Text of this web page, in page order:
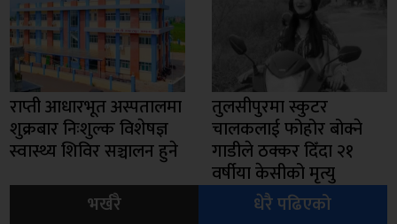
राप्ती आधारभूत अस्पतालमा
शुक्रबार निःशुल्क विशेषज्ञ
स्वास्थ्य शिविर सञ्चालन हुने
तुलसीपुरमा स्कुटर
चालकलाई फोहोर बोक्ने
गाडीले ठक्कर दिँदा २१
वर्षीया केसीको मृत्यु
भर्खरै
धेरै पढिएको